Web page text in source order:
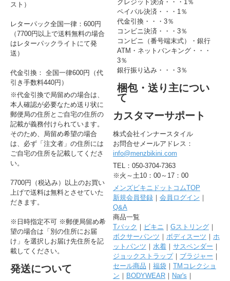
スト）
レターパック全国一律：600円
（7700円以上で送料無料の場合
はレターパックライトにて発
送）
代金引換： 全国一律600円（代
引き手数料440円）
※代金引換で局留めの場合は、
本人確認が必要なため送り状に
郵便局の住所とご自宅の住所の
記載が義務付けられています。
そのため、局留め希望の場合
は、必ず「注文者」の住所には
ご自宅の住所を記載してくださ
い。
7700円（税込み）以上のお買い
上げで送料は無料とさせていた
だきます。
※日時指定不可 ※郵便局留め希
望の場合は「別の住所にお届
け」を選択しお届け先住所を記
載してください。
発送について
クレジット決済・・・1％
ペイパル決済・・・1％
代金引換・・・3％
コンビニ決済・・・3％
コンビニ（番号端末式）・銀行
ATM・ネットバンキング・・・
3％
銀行振り込み・・・3％
梱包・送り主につい
て
カスタマーサポート
株式会社インナースタイル
お問合せメールアドレス：
info@menzbikini.com
TEL：050-3704-7363
※火～土10：00～17：00
メンズビキニドットコムTOP
新規会員登録｜ 会員ログイン ｜
Q&A
商品一覧
Tバック ｜ ビキニ ｜ Gストリング｜
ボクサーパンツ ｜ ボディスーツ ｜ ホ
ットパンツ ｜ 水着｜ サスペンダー ｜
ジョックストラップ｜ ブラジャー ｜
セール商品 ｜ 福袋｜ TMコレクショ
ン ｜ BODYWEAR｜ Nar's ｜